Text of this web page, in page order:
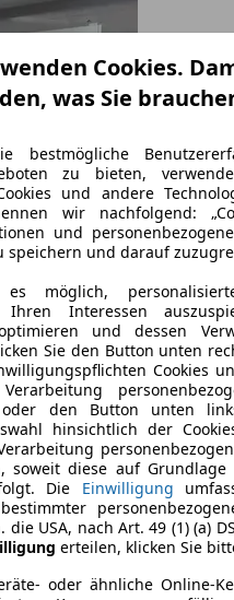
Niveau Navi Digitales
Cookies.
was Sie
bestmögliche
zu bieten,
und andere
wir nachfolgend:
und
speichern und darauf
möglich,
Ihren Interessen
und dessen
Sie den Button unten
Cookies
oder den Button unten
hinsichtlich der
soweit diese auf Grundlage
Die Einwilligung
USA, nach Art. 49 (1) (a)
erteilen, klicken Sie
oder ähnliche Online-